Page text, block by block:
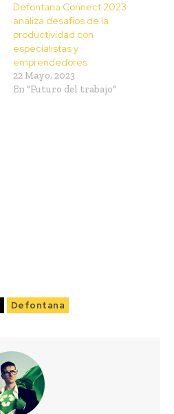
Defontana Connect 2023
analiza desafíos de la
productividad con
especialistas y
emprendedores
22 Mayo, 2023
En "Futuro del trabajo"
Defontana